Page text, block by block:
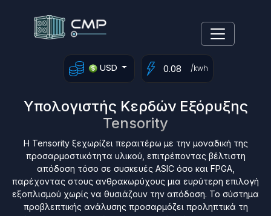
USD /kwh
Υπολογιστής Κερδών Εξόρυξης
Tensority
Η Tensority ξεχωρίζει περαιτέρω με την μοναδική της
προσαρμοστικότητα υλικού, επιτρέποντας βέλτιστη
απόδοση τόσο σε συσκευές ASIC όσο και FPGA,
παρέχοντας στους ανθρακωρύχους μια ευρύτερη επιλογή
εξοπλισμού χωρίς να θυσιάζουν την απόδοση. Το σύστημα
προβλεπτικής ανάλυσης προσαρμόζει προληπτικά τη